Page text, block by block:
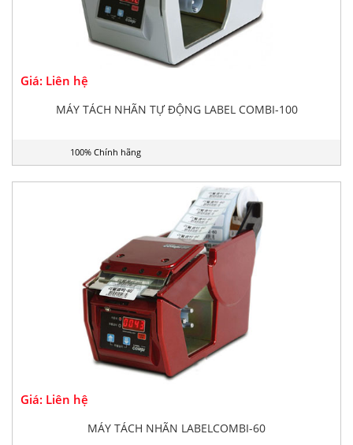
Giá: Liên hệ
MÁY TÁCH NHÃN TỰ ĐỘNG LABEL COMBI-100
100% Chính hãng
Giá: Liên hệ
MÁY TÁCH NHÃN LABELCOMBI-60